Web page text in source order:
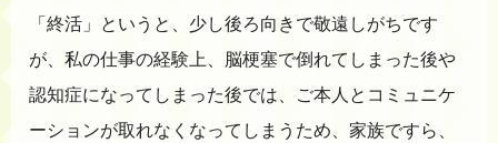
「終活」というと、少し後ろ向きで敬遠しがちです
が、私の仕事の経験上、脳梗塞で倒れてしまった後や
認知症になってしまった後では、ご本人とコミュニケ
ーションが取れなくなってしまうため、家族ですら、